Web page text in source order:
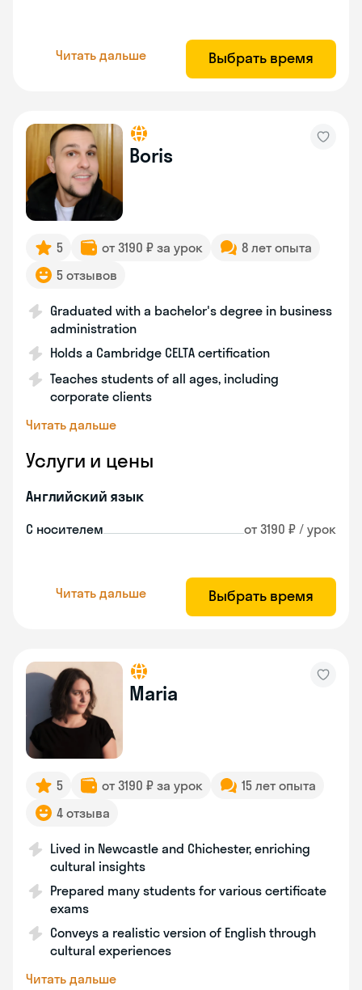
Читать дальше Выбрать время
Boris
5 от 3190 ₽ за урок
8 лет опыта
5 отзывов
Graduated with a bachelor's degree in business
administration
Holds a Cambridge CELTA certification
Teaches students of all ages, including
corporate clients
Читать дальше
Услуги и цены
Английский язык
С носителем от 3190 ₽ / урок
Читать дальше Выбрать время
Maria
5 от 3190 ₽ за урок
15 лет опыта
4 отзыва
Lived in Newcastle and Chichester, enriching
cultural insights
Prepared many students for various certificate
exams
Conveys a realistic version of English through
cultural experiences
Читать дальше